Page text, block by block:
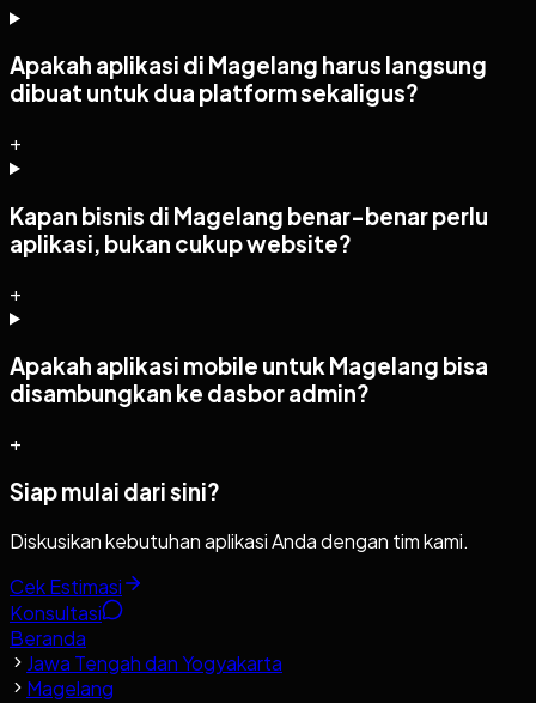
Apakah aplikasi di Magelang harus langsung
dibuat untuk dua platform sekaligus?
+
Kapan bisnis di Magelang benar-benar perlu
aplikasi, bukan cukup website?
+
Apakah aplikasi mobile untuk Magelang bisa
disambungkan ke dasbor admin?
+
Siap mulai dari sini?
Diskusikan kebutuhan aplikasi Anda dengan tim kami.
Cek Estimasi
Konsultasi
Beranda
Jawa Tengah dan Yogyakarta
Magelang